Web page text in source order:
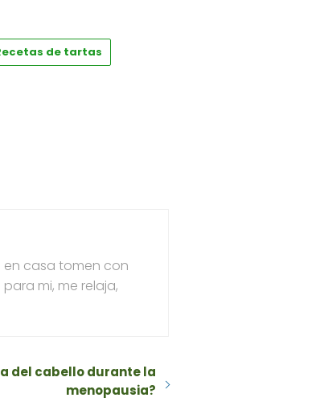
de tartas
en casa tomen con
mi, me relaja,
del cabello durante la
menopausia?